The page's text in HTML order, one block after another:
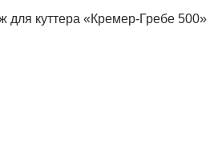
для куттера «Кремер-Гребе 500»